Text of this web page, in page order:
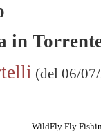
in
(del 06/
WildFly Fly